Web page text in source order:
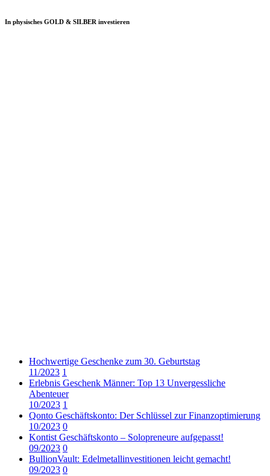
In physisches GOLD & SILBER investieren
Hochwertige Geschenke zum 30. Geburtstag
11/2023 1
Erlebnis Geschenk Männer: Top 13 Unvergessliche
Abenteuer
10/2023 1
Qonto Geschäftskonto: Der Schlüssel zur Finanzoptimierung
10/2023 0
Kontist Geschäftskonto – Solopreneure aufgepasst!
09/2023 0
BullionVault: Edelmetallinvestitionen leicht gemacht!
09/2023 0